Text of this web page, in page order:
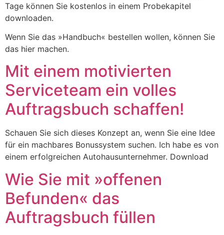
Tage können Sie kostenlos in einem Probekapitel
downloaden.
Wenn Sie das »Handbuch« bestellen wollen, können Sie
das hier machen.
Mit einem motivierten
Serviceteam ein volles
Auftragsbuch schaffen!
Schauen Sie sich dieses Konzept an, wenn Sie eine Idee
für ein machbares Bonussystem suchen. Ich habe es von
einem erfolgreichen Autohausunternehmer. Download
Wie Sie mit »offenen
Befunden« das
Auftragsbuch füllen